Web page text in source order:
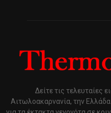
Δείτε τις τελευταίες
Αιτωλοακαρνανία, την